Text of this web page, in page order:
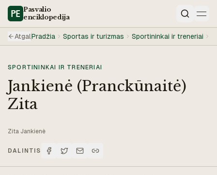
Pasvalio
enciklopedija
Paieška
AtgalPradžia Sportas ir turizmas Sportininkai ir treneriai
SPORTININKAI IR TRENERIAI
Jankienė (Pranckūnaitė)
Zita
Zita Jankienė
DALINTIS